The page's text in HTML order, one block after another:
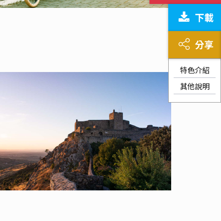
下載
分享
特色介紹
其他說明